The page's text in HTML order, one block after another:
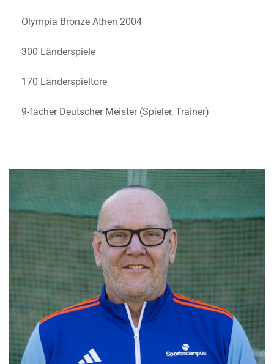
Olympia Bronze Athen 2004
300 Länderspiele
170 Länderspieltore
9-facher Deutscher Meister (Spieler, Trainer)